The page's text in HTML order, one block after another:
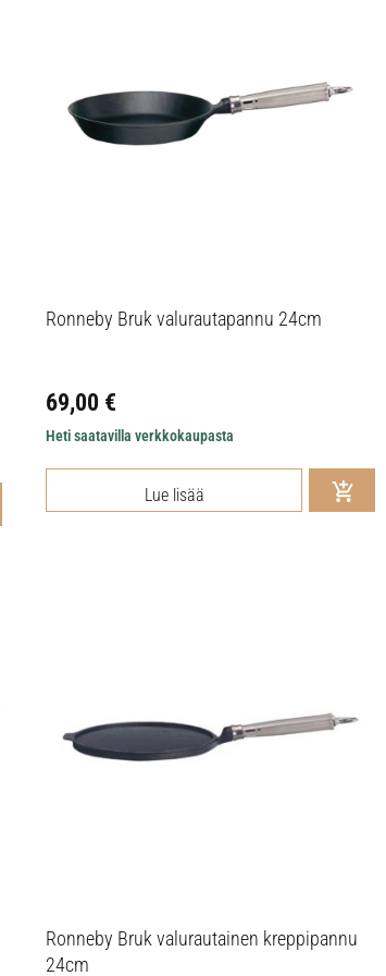
Ronneby Bruk valurautapannu 24cm
69,00 €
Heti saatavilla verkkokaupasta
Lue lisää
Ronneby Bruk valurautainen kreppipannu
24cm